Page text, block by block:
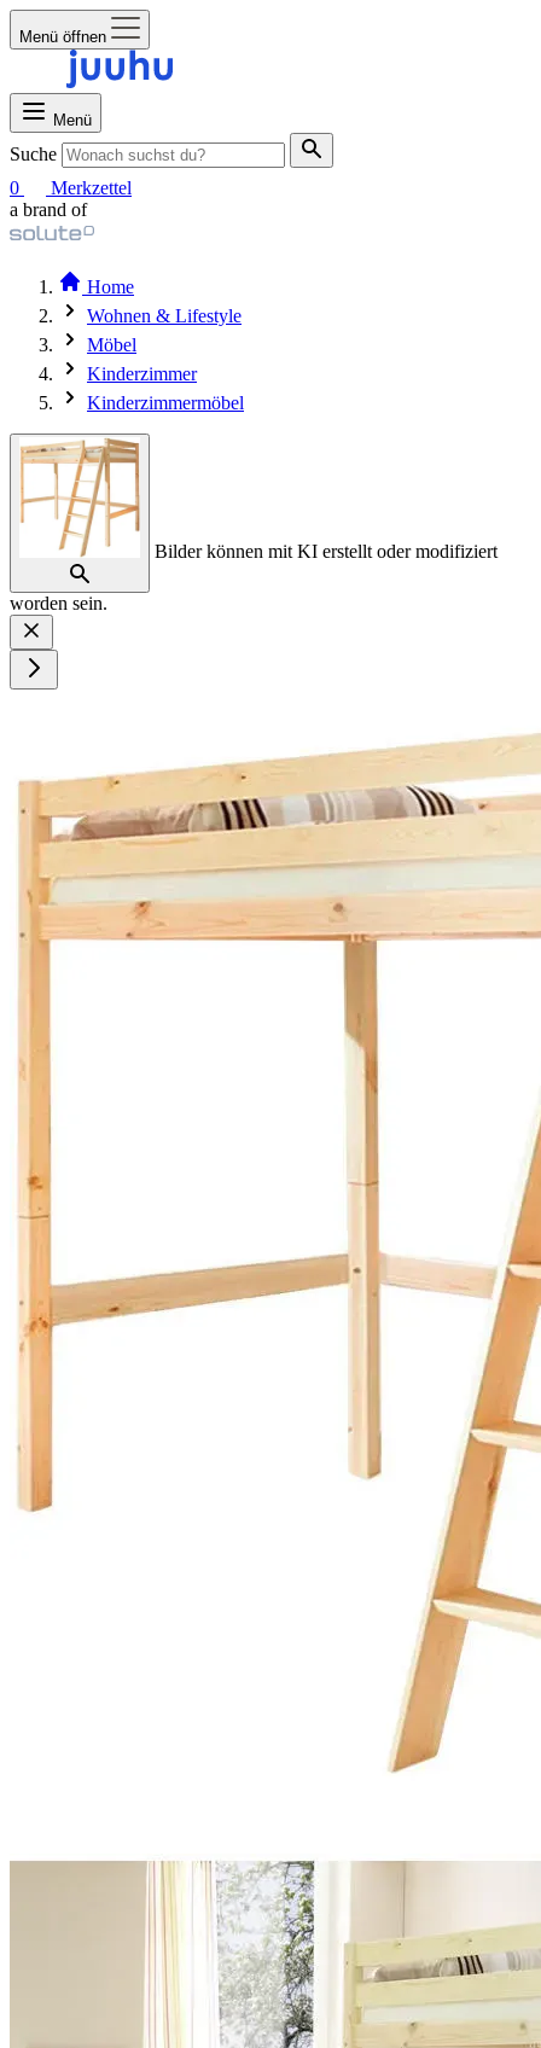
Menü öffnen
Menü
Suche
0
Merkzettel
a brand of
Home
Wohnen & Lifestyle
Möbel
Kinderzimmer
Kinderzimmermöbel
Bilder können mit KI erstellt oder modifiziert
worden sein.